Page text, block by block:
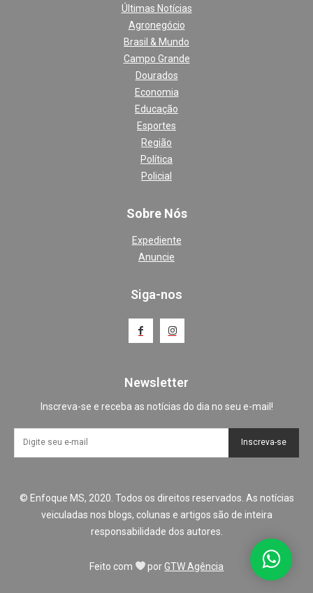
Últimas Notícias
Agronegócio
Brasil & Mundo
Campo Grande
Dourados
Economia
Educação
Esportes
Região
Política
Policial
Sobre Nós
Expediente
Anuncie
Siga-nos
Newsletter
Inscreva-se e receba as notícias do dia no seu e-mail!
Inscreva-se
© Enfoque MS, 2020. Todos os direitos reservados. As notícias
veiculadas nos blogs, colunas e artigos são de inteira
responsabilidade dos autores.
Feito com porGTW Agência